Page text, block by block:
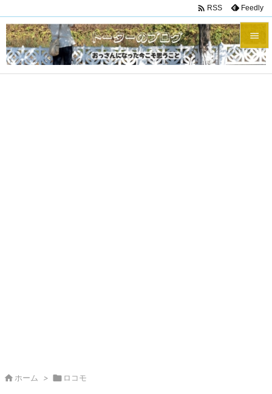


メニュ
 RSS Feedly
 ホーム >  ロコモ